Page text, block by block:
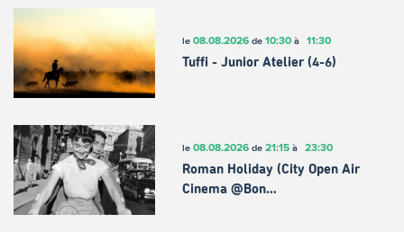
le 08.08.2026de 10:30à 11:30
Tuffi - Junior Atelier (4-6)
le 08.08.2026de 21:15à 23:30
Roman Holiday (City Open Air
Cinema @Bon…